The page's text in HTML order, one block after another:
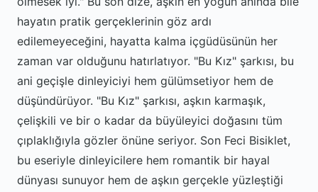
hayatın pratik gerçeklerinin göz ardı
edilemeyeceğini, hayatta kalma içgüdüsünün her
zaman var olduğunu hatırlatıyor. "Bu Kız" şarkısı, bu
ani geçişle dinleyiciyi hem gülümsetiyor hem de
düşündürüyor. "Bu Kız" şarkısı, aşkın karmaşık,
çelişkili ve bir o kadar da büyüleyici doğasını tüm
çıplaklığıyla gözler önüne seriyor. Son Feci Bisiklet,
bu eseriyle dinleyicilere hem romantik bir hayal
dünyası sunuyor hem de aşkın gerçekle yüzleştiği